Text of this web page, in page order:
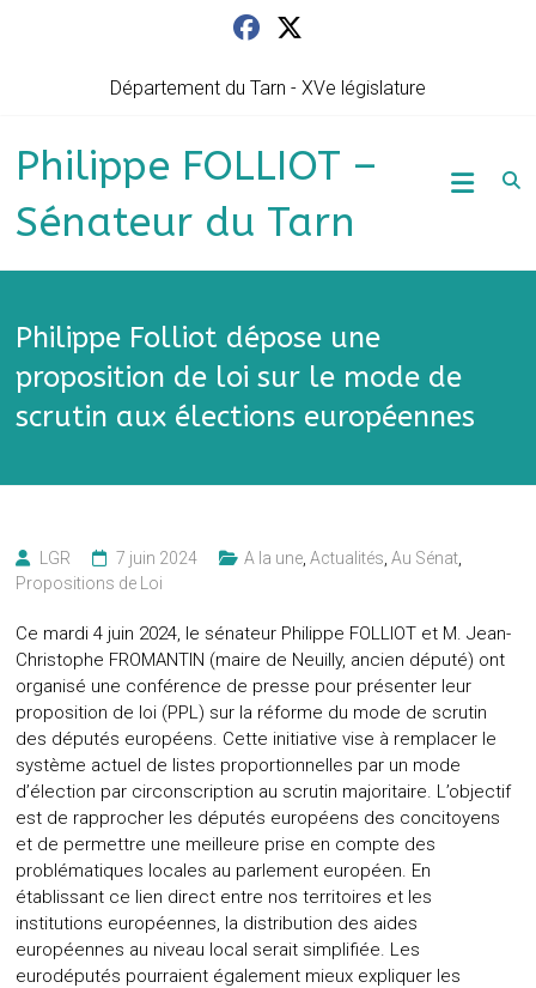
Département du Tarn - XVe législature
Philippe FOLLIOT –
Sénateur du Tarn
Philippe Folliot dépose une
proposition de loi sur le mode de
scrutin aux élections européennes
LGR 7 juin 2024 A la une ,Actualités ,Au Sénat
Propositions de Loi
Ce mardi 4 juin 2024, le sénateur Philippe FOLLIOT et M. Jean-
Christophe FROMANTIN (maire de Neuilly, ancien député) ont
organisé une conférence de presse pour présenter leur
proposition de loi (PPL) sur la réforme du mode de scrutin
des députés européens. Cette initiative vise à remplacer le
système actuel de listes proportionnelles par un mode
d’élection par circonscription au scrutin majoritaire. L’objectif
est de rapprocher les députés européens des concitoyens
et de permettre une meilleure prise en compte des
problématiques locales au parlement européen. En
établissant ce lien direct entre nos territoires et les
institutions européennes, la distribution des aides
européennes au niveau local serait simplifiée. Les
eurodéputés pourraient également mieux expliquer les